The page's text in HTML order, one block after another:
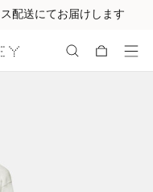
配送にてお届けします